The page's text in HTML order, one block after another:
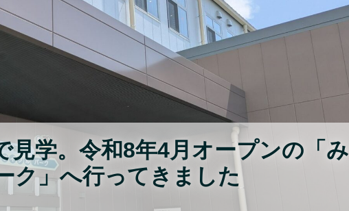
見学。令和8年4月オープンの「み
ク」へ行ってきました